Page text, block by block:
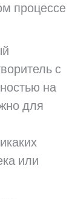
процессе
с
на
для
или